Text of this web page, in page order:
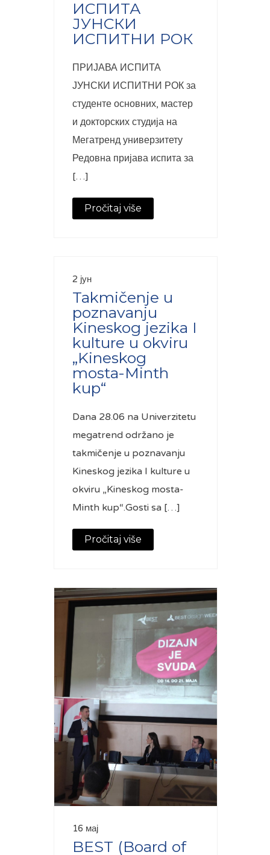
ИСПИТА
ЈУНСКИ
ИСПИТНИ РОК
ПРИЈАВА ИСПИТА
ЈУНСКИ ИСПИТНИ РОК за
студенте основних, мастер
и докторских студија на
Мегатренд универзитету
Редовна пријава испита за
[…]
Pročitaj više
2 јун
Takmičenje u
poznavanju
Kineskog jezika I
kulture u okviru
„Kineskog
mosta-Minth
kup“
Dana 28.06 na Univerzitetu
megatrend održano je
takmičenje u poznavanju
Kineskog jezika I kulture u
okviru „Kineskog mosta-
Minth kup“.Gosti sa […]
Pročitaj više
16 мај
BEST (Board of